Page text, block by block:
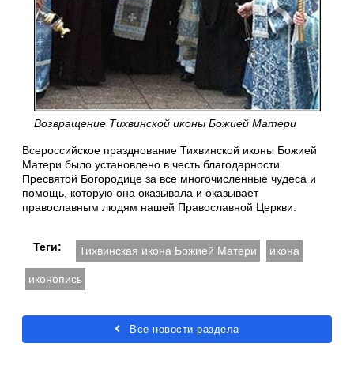
Возвращение Тихвинской иконы Божией Матери
Всероссийское празднование Тихвинской иконы Божией
Матери было установлено в честь благодарности
Пресвятой Богородице за все многочисленные чудеса и
помощь, которую она оказывала и оказывает
православным людям нашей Православной Церкви.
Теги: Тихвинская икона Божией Матери икона
иконопись
Все новости раздела